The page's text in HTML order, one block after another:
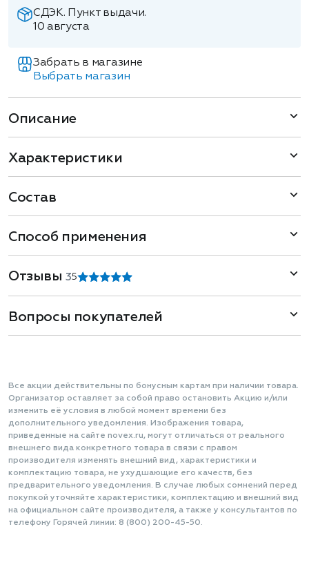
СДЭК. Пункт выдачи.
10 августа
Забрать в магазине
Выбрать магазин
Описание
Характеристики
Состав
Способ применения
Отзывы35
Вопросы покупателей
Все акции действительны по бонусным картам при наличии товара.
Организатор оставляет за собой право остановить Акцию и/или
изменить её условия в любой момент времени без
дополнительного уведомления. Изображения товара,
приведенные на сайте novex.ru, могут отличаться от реального
внешнего вида конкретного товара в связи с правом
производителя изменять внешний вид, характеристики и
комплектацию товара, не ухудшающие его качеств, без
предварительного уведомления. В случае любых сомнений перед
покупкой уточняйте характеристики, комплектацию и внешний вид
на официальном сайте производителя, а также у консультантов по
телефону Горячей линии: 8 (800) 200-45-50.